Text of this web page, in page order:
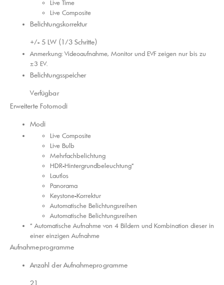
Live Time
Live Composite
Belichtungskorrektur
+/- 5 LW (1/3 Schritte)
Anmerkung: Videoaufnahme, Monitor und EVF zeigen nur bis zu
±3 EV.
Belichtungsspeicher
Verfügbar
Erweiterte Fotomodi
Modi
Live Composite
Live Bulb
Mehrfachbelichtung
HDR-Hintergrundbeleuchtung*
Lautlos
Panorama
Keystone-Korrektur
Automatische Belichtungsreihen
Automatische Belichtungsreihen
* Automatische Aufnahme von 4 Bildern und Kombination dieser in
einer einzigen Aufnahme
Aufnahmeprogramme
Anzahl der Aufnahmeprogramme
21